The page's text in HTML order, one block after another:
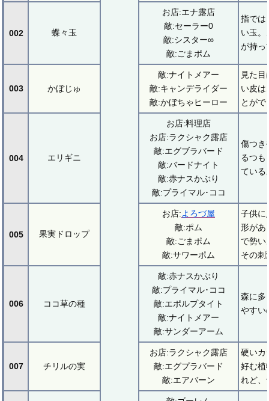
002 蝶々玉
お店:エナ露店
敵:セーラー0
敵:シスター∞
敵:ごまポム
指では
い玉。
が持っ
003 かぼじゅ
敵:ナイトメアー
敵:キャンデライダー
敵:かぼちゃヒーロー
見た
い皮は
とがで
004 エリギニ
お店:料理店
お店:ラクシャク露店
敵:エグブラバード
敵:バードナイト
敵:赤ナスかぶり
敵:プライマル･ココ
傷つき
るつも
ている
005 果実ドロップ
お店:よろづ屋
敵:ポム
敵:ごまポム
敵:サワーポム
子供に
形があ
で勢い
その
006 ココ草の種
敵:赤ナスかぶり
敵:プライマル･ココ
敵:エポルプタイト
敵:ナイトメアー
敵:サンダーアーム
森に多
やすい
007 チリルの実
お店:ラクシャク露店
敵:エグプラバード
敵:エアバーン
硬いカ
好む植
れど、